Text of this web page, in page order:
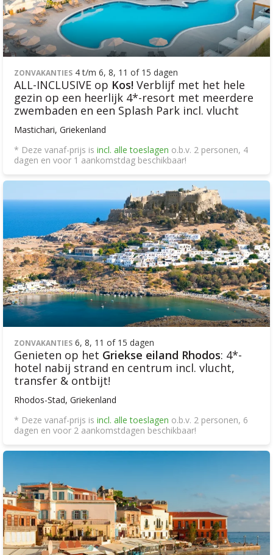
ZONVAKANTIES 4 t/m 6, 8, 11 of 15 dagen
ALL-INCLUSIVE op Kos! Verblijf met het hele
gezin op een heerlijk 4*-resort met meerdere
zwembaden en een Splash Park incl. vlucht
Mastichari, Griekenland
* Deze vanaf-prijs is incl. alle toeslagen o.b.v. 2 personen, 4
dagen en voor 1 aankomstdag beschikbaar!
ZONVAKANTIES 6, 8, 11 of 15 dagen
Genieten op het Griekse eiland Rhodos: 4*-
hotel nabij strand en centrum incl. vlucht,
transfer & ontbijt!
Rhodos-Stad, Griekenland
* Deze vanaf-prijs is incl. alle toeslagen o.b.v. 2 personen, 6
dagen en voor 2 aankomstdagen beschikbaar!